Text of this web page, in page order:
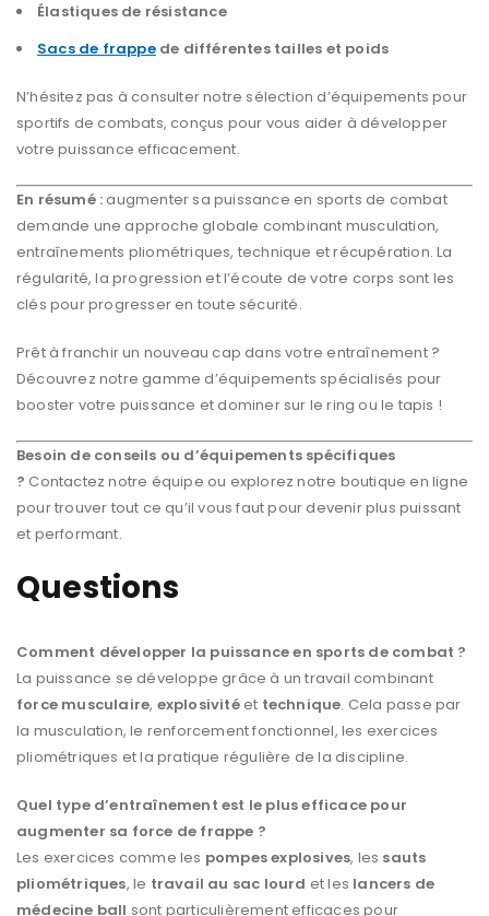
Élastiques de résistance
Sacs de frappede différentes tailles et poids
N’hésitez pas à consulter notre sélection d’équipements pour
sportifs de combats, conçus pour vous aider à développer
votre puissance efficacement.
En résumé : augmenter sa puissance en sports de combat
demande une approche globale combinant musculation,
entraînements pliométriques, technique et récupération. La
régularité, la progression et l’écoute de votre corps sont les
clés pour progresser en toute sécurité.
Prêt à franchir un nouveau cap dans votre entraînement ?
Découvrez notre gamme d’équipements spécialisés pour
booster votre puissance et dominer sur le ring ou le tapis !
Besoin de conseils ou d’équipements spécifiques
? Contactez notre équipe ou explorez notre boutique en ligne
pour trouver tout ce qu’il vous faut pour devenir plus puissant
et performant.
Questions
Comment développer la puissance en sports de combat ?
La puissance se développe grâce à un travail combinant
force musculaire, explosivitéet technique. Cela passe par
la musculation, le renforcement fonctionnel, les exercices
pliométriques et la pratique régulière de la discipline.
Quel type d’entraînement est le plus efficace pour
augmenter sa force de frappe ?
Les exercices comme les pompes explosives, les sauts
pliométriques, le travail au sac lourd et les lancers de
médecine ball sont particulièrement efficaces pour